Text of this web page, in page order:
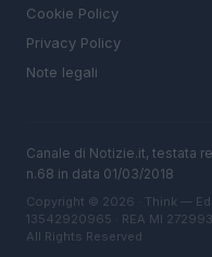
Cookie Policy
Privacy Policy
Note legali
Canale di Notizie.it, testata
n.68 in data 01/03/2018
Copyright © 2026 · Think —
13542920965 · REA MI
All Rights Reserved